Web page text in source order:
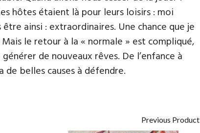
hôtes étaient là pour leurs loisirs : moi
ainsi : extraordinaires. Une chance que je
le retour à la « normale » est compliqué,
de nouveaux rêves. De l’enfance à
de belles causes à défendre.
Previous Product